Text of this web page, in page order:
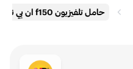
حامل تلفيزيون f150 ان بي نورث بايو